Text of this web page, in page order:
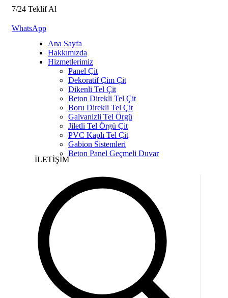
7/24 Teklif Al
WhatsApp
Ana Sayfa
Hakkımızda
Hizmetlerimiz
Panel Çit
Dekoratif Çim Çit
Dikenli Tel Çit
Beton Direkli Tel Çit
Boru Direkli Tel Çit
Galvanizli Tel Örgü
Jiletli Tel Örgü Çit
PVC Kaplı Tel Çit
Gabion Sistemleri
Beton Panel Geçmeli Duvar
İLETİŞİM